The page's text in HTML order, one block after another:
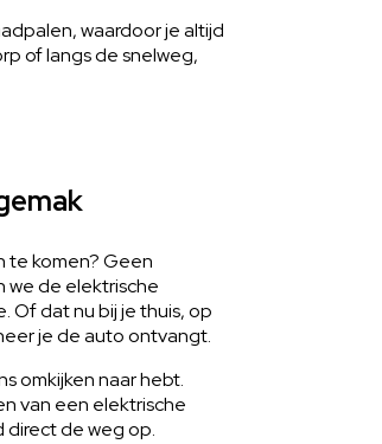
waardoor je altijd
of langs de snelweg,
te komen? Geen
we de elektrische
Of dat nu bij je thuis, op
je de auto ontvangt.
omkijken naar hebt.
van een elektrische
direct de weg op.